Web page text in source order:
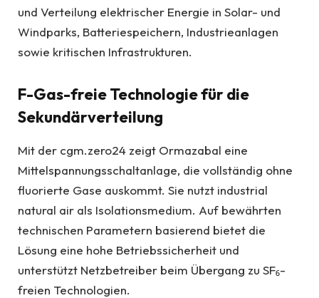
und Verteilung elektrischer Energie in Solar- und
Windparks, Batteriespeichern, Industrieanlagen
sowie kritischen Infrastrukturen.
F-Gas-freie Technologie für die
Sekundärverteilung
Mit der cgm.zero24 zeigt Ormazabal eine
Mittelspannungsschaltanlage, die vollständig ohne
fluorierte Gase auskommt. Sie nutzt industrial
natural air als Isolationsmedium. Auf bewährten
technischen Parametern basierend bietet die
Lösung eine hohe Betriebssicherheit und
unterstützt Netzbetreiber beim Übergang zu SF₆-
freien Technologien.